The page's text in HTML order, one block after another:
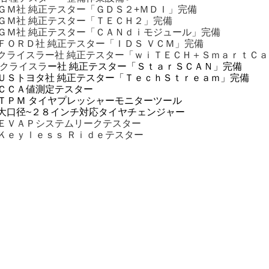
Ｍ社 純正テスター「ＧＤＳ２+ＭＤＩ」完備
Ｍ社 純正テスター「ＴＥＣＨ２」完備
Ｍ社 純正テスター「ＣＡＮｄｉモジュール」完備
ＯＲＤ社 純正テスター「ＩＤＳ ＶＣＭ」完備
ライスラー社 純正テスター「ｗｉＴＥＣＨ＋ＳｍａｒｔＣａ
ライスラー社 純正テスター「ＳｔａｒＳＣＡＮ」完備
Ｓトヨタ社 純正テスター「ＴｅｃｈＳｔｒｅａｍ」完備
ＣＡ値測定テスター
ＰＭ タイヤプレッシャーモニターツール
口径~２８インチ対応タイヤチェンジャー
ＶＡＰシステムリークテスター
ｅｙｌｅｓｓ Ｒｉｄｅテスター